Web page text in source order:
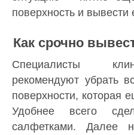
поверхность и вывести
Как срочно
Специалисты
рекомендуют убрать
поверхности, которая
Удобнее всего
салфетками. Далее